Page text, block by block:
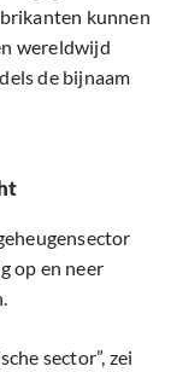
kunnen
wereldwijd
de bijnaam
op en neer
sector”, zei